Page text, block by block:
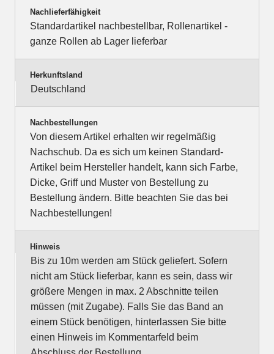
Nachlieferfähigkeit
Standardartikel nachbestellbar, Rollenartikel -
ganze Rollen ab Lager lieferbar
Herkunftsland
Deutschland
Nachbestellungen
Von diesem Artikel erhalten wir regelmäßig
Nachschub. Da es sich um keinen Standard-
Artikel beim Hersteller handelt, kann sich Farbe,
Dicke, Griff und Muster von Bestellung zu
Bestellung ändern. Bitte beachten Sie das bei
Nachbestellungen!
Hinweis
Bis zu 10m werden am Stück geliefert. Sofern
nicht am Stück lieferbar, kann es sein, dass wir
größere Mengen in max. 2 Abschnitte teilen
müssen (mit Zugabe). Falls Sie das Band an
einem Stück benötigen, hinterlassen Sie bitte
einen Hinweis im Kommentarfeld beim